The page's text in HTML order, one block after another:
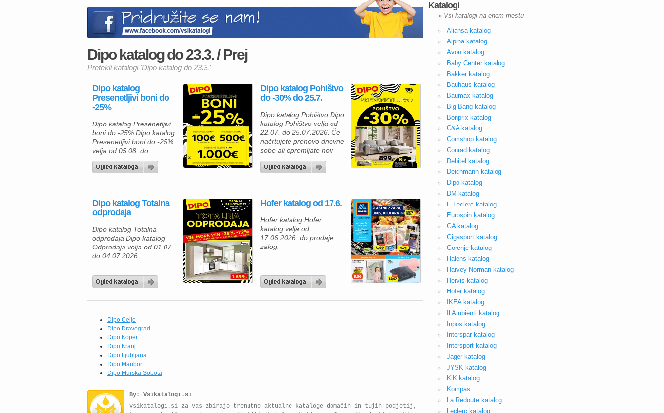
Dipo katalog do 23.3. / Prej
Pretekli katalogi 'Dipo katalog do 23.3.'
Dipo katalog
Presenetljivi boni do
-25%
Dipo katalog Presenetljivi
boni do -25% Dipo katalog
Presenetljivi boni do -25%
velja od 05.08. do
08.08.2026. Predstavljamo
vam privlačno ponudbo iz
izbirate med kakovostnim
mladinsko sobo ter hkrati
izkoristite odlične akcijske
500 € vas lahko pričaka
presenetljivi bon v
vrednosti do 100 […]
Dipo katalog Pohištvo
do -30% do 25.7.
Dipo katalog Pohištvo Dipo
katalog Pohištvo velja od
22.07. do 25.07.2026. Če
načrtujete prenovo dnevne
sobe ali opremljate nov
dom, vas bo ponudba
Dipo kataloga zagotovo
boste našli sodobne
udobne zofe in praktično
združujejo privlačen
dizajn, funkcionalnost in
udobje. Številni modeli
vključujejo posteljno
Dipo katalog Totalna
odprodaja
Dipo katalog Totalna
odprodaja Dipo katalog
Odprodaja velja od 01.07.
do 04.07.2026.
Hofer katalog od 17.6.
Hofer katalog Hofer
katalog velja od
17.06.2026. do prodaje
zalog.
Dipo Celje
Dipo Dravograd
Dipo Koper
Dipo Kranj
Dipo Ljubljana
Dipo Maribor
Dipo Murska Sobota
By: Vsikatalogi.si
Vsikatalogi.si za vas zbirajo trenutne aktualne kataloge domačih in tujih podjetij,
Katalogi
» Vsi katalogi na enem mestu
Aliansa katalog
Alpina katalog
Avon katalog
Baby Center katalog
Bakker katalog
Bauhaus katalog
Baumax katalog
Big Bang katalog
Bonprix katalog
C&A katalog
Comshop katalog
Conrad katalog
Debitel katalog
Deichmann katalog
Dipo katalog
DM katalog
E-Leclerc katalog
Eurospin katalog
GA katalog
Gigasport katalog
Gorenje katalog
Halens katalog
Harvey Norman katalog
Hervis katalog
Hofer katalog
IKEA katalog
Il Ambienti katalog
Inpos katalog
Interspar katalog
Intersport katalog
Jager katalog
JYSK katalog
KiK katalog
Kompas
La Redoute katalog
Leclerc katalog